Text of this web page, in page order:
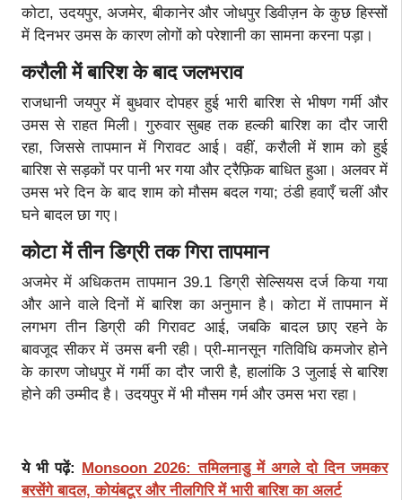
कोटा, उदयपुर, अजमेर, बीकानेर और जोधपुर डिवीज़न के कुछ हिस्सों
में दिनभर उमस के कारण लोगों को परेशानी का सामना करना पड़ा।
करौली में बारिश के बाद जलभराव
राजधानी जयपुर में बुधवार दोपहर हुई भारी बारिश से भीषण गर्मी और
उमस से राहत मिली। गुरुवार सुबह तक हल्की बारिश का दौर जारी
रहा, जिससे तापमान में गिरावट आई। वहीं, करौली में शाम को हुई
बारिश से सड़कों पर पानी भर गया और ट्रैफ़िक बाधित हुआ। अलवर में
उमस भरे दिन के बाद शाम को मौसम बदल गया; ठंडी हवाएँ चलीं और
घने बादल छा गए।
कोटा में तीन डिग्री तक गिरा तापमान
अजमेर में अधिकतम तापमान 39.1 डिग्री सेल्सियस दर्ज किया गया
और आने वाले दिनों में बारिश का अनुमान है। कोटा में तापमान में
लगभग तीन डिग्री की गिरावट आई, जबकि बादल छाए रहने के
बावजूद सीकर में उमस बनी रही। प्री-मानसून गतिविधि कमजोर होने
के कारण जोधपुर में गर्मी का दौर जारी है, हालांकि 3 जुलाई से बारिश
होने की उम्मीद है। उदयपुर में भी मौसम गर्म और उमस भरा रहा।
ये भी पढ़ें: Monsoon 2026: तमिलनाडु में अगले दो दिन जमकर
बरसेंगे बादल, कोयंबटूर और नीलगिरि में भारी बारिश का अलर्ट